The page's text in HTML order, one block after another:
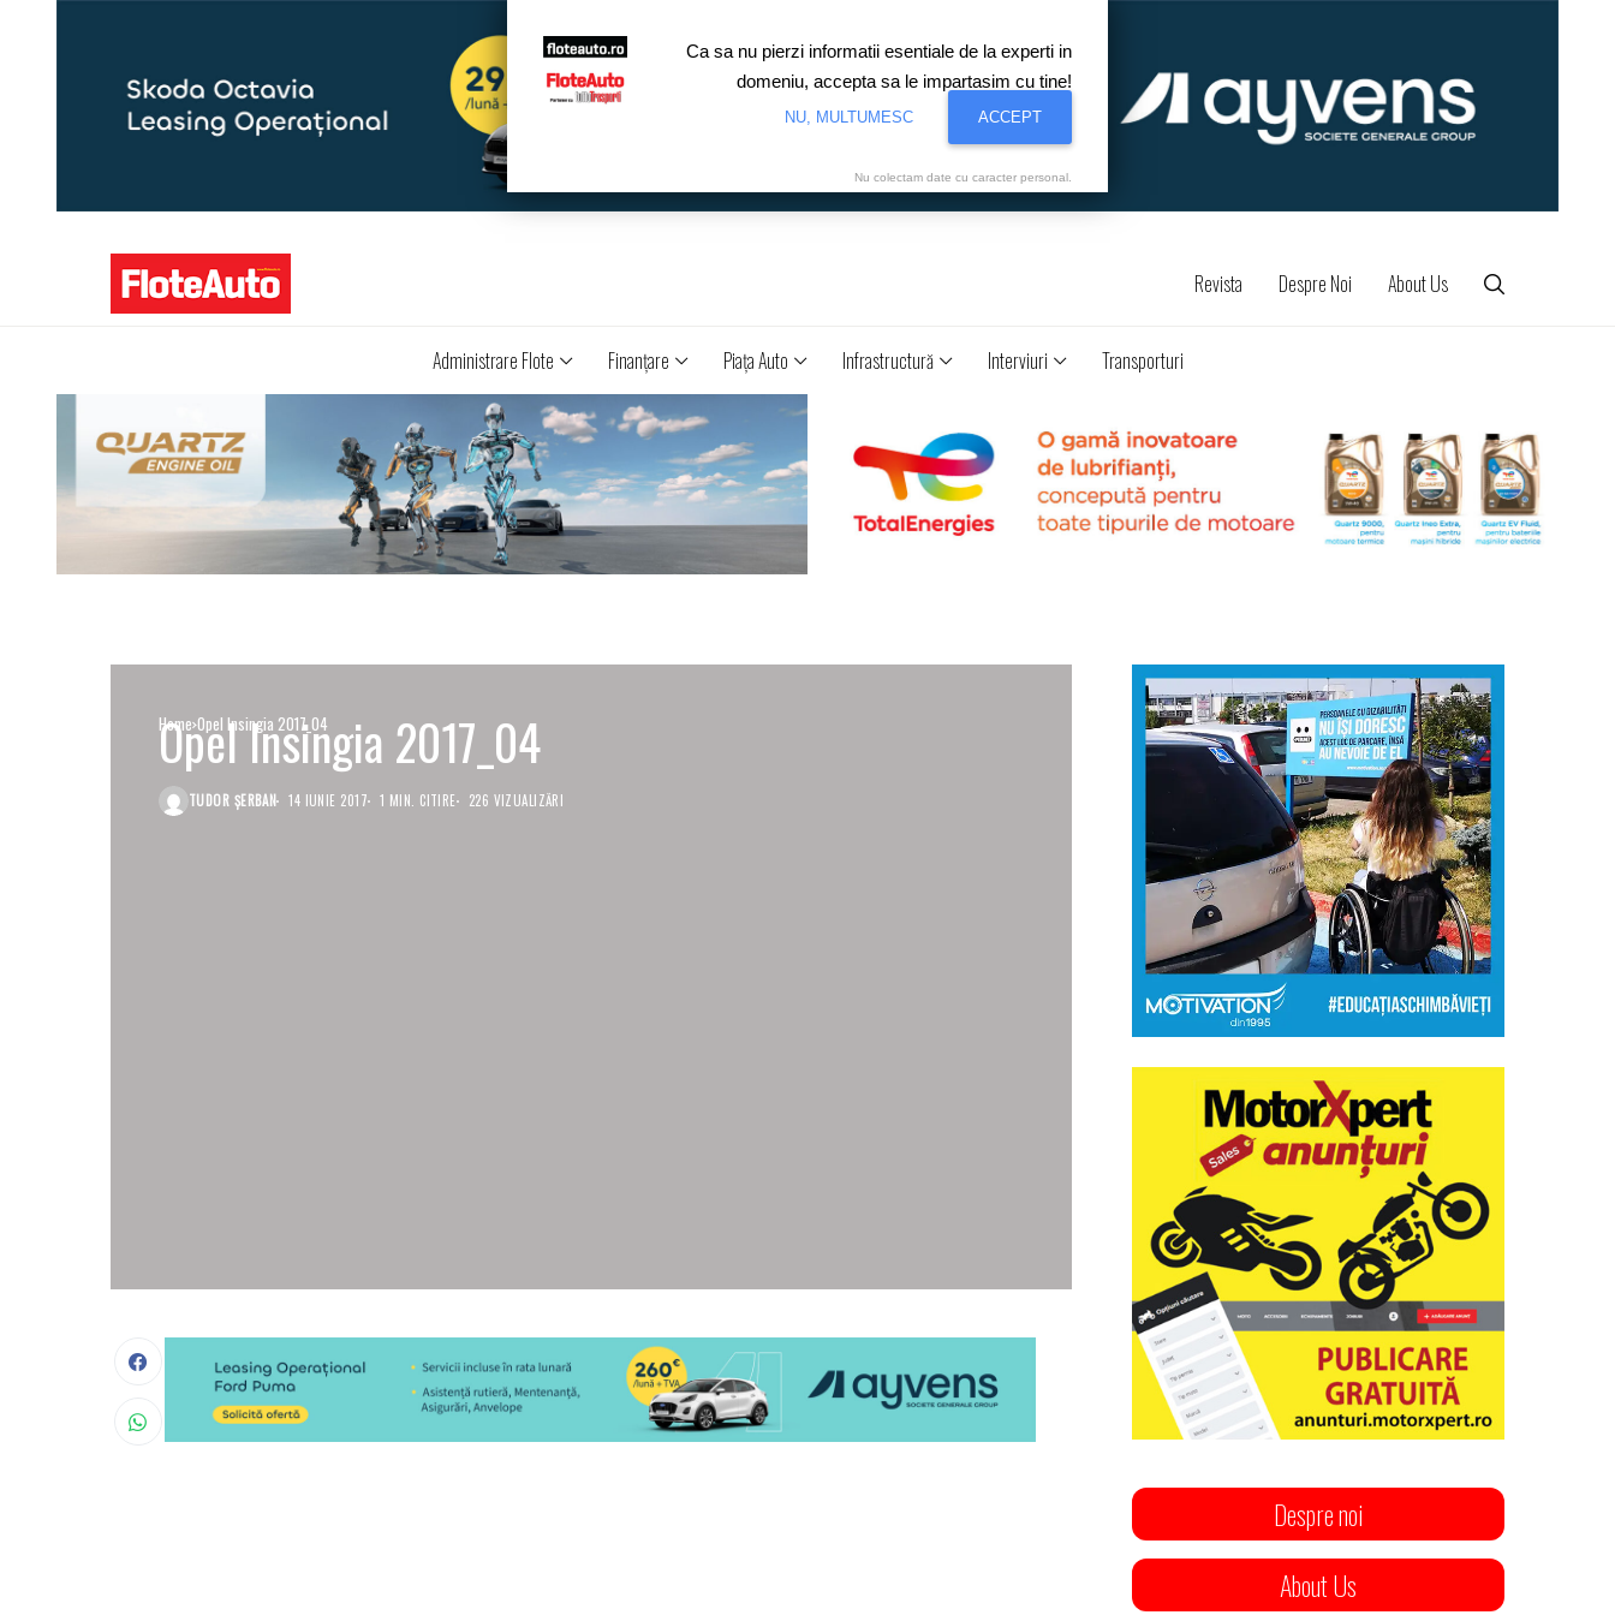
Revista Despre Noi About Us
Administrare Flote Finanţare Piaţa Auto Infrastructură Interviuri Transporturi
Home Opel Insingia 2017_04
Opel Insingia 2017_04
TUDOR ȘERBAN 14 IUNIE 2017 1 MIN. CITIRE 226 VIZUALIZĂRI
Despre noi
About Us
Ca sa nu pierzi informatii esentiale de la experti in
domeniu, accepta sa le impartasim cu tine!
NU, MULTUMESC ACCEPT
Nu colectam date cu caracter personal.